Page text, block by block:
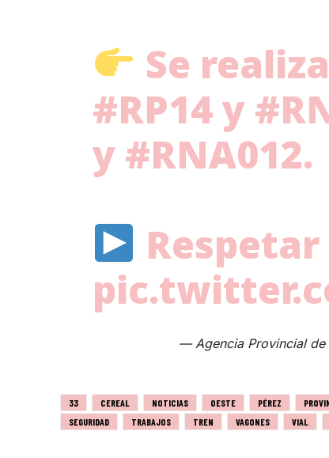
Se
#RP14y
y #RNA012.
— Agencia Provincial de
33 CEREAL NOTICIAS OESTE PÉREZ
SEGURIDAD
TRABAJOS TREN VAGONES VIAL